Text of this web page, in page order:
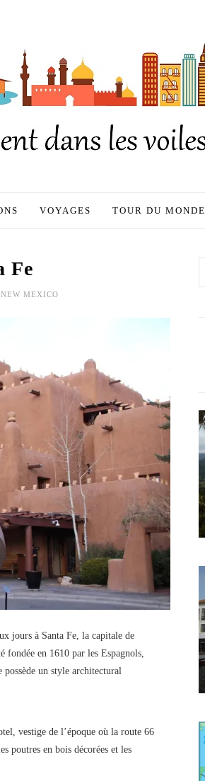
VOYAGES TOUR DU MONDE
Fe
NEW MEXICO
jours à Santa Fe, la capitale de
fondée en 1610 par les Espagnols,
un style architectural
vestige de l’époque où la route 66
poutres en bois décorées et les